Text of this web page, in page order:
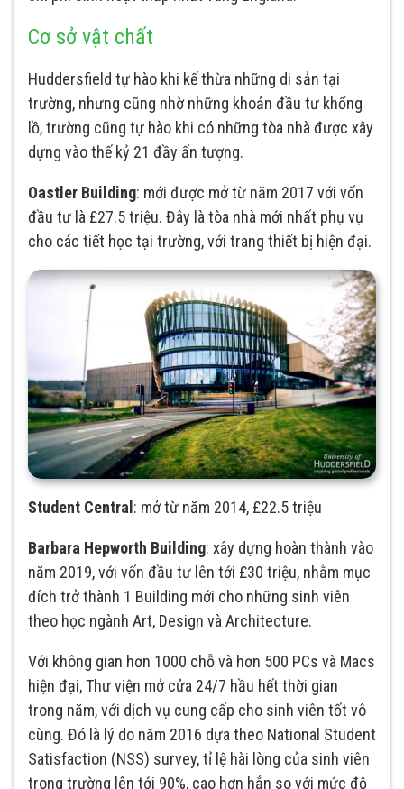
Cơ sở vật chất
Huddersfield tự hào khi kế thừa những di sản tại
trường, nhưng cũng nhờ những khoản đầu tư khổng
lồ, trường cũng tự hào khi có những tòa nhà được xây
dựng vào thế kỷ 21 đầy ấn tượng.
Oastler Building: mới được mở từ năm 2017 với vốn
đầu tư là £27.5 triệu. Đây là tòa nhà mới nhất phụ vụ
cho các tiết học tại trường, với trang thiết bị hiện đại.
Student Central : mở từ năm 2014, £22.5 triệu
Barbara Hepworth Building: xây dựng hoàn thành vào
năm 2019, với vốn đầu tư lên tới £30 triệu, nhằm mục
đích trở thành 1 Building mới cho những sinh viên
theo học ngành Art, Design và Architecture.
Với không gian hơn 1000 chỗ và hơn 500 PCs và Macs
hiện đại, Thư viện mở cửa 24/7 hầu hết thời gian
trong năm, với dịch vụ cung cấp cho sinh viên tốt vô
cùng. Đó là lý do năm 2016 dựa theo National Student
Satisfaction (NSS) survey, tỉ lệ hài lòng của sinh viên
trong trường lên tới 90%, cao hơn hẳn so với mức độ